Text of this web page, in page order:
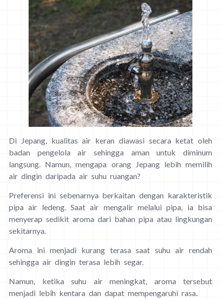
Di Jepang, kualitas air keran diawasi secara ketat oleh
badan pengelola air sehingga aman untuk diminum
langsung. Namun, mengapa orang Jepang lebih memilih
air dingin daripada air suhu ruangan?
Preferensi ini sebenarnya berkaitan dengan karakteristik
pipa air ledeng. Saat air mengalir melalui pipa, ia bisa
menyerap sedikit aroma dari bahan pipa atau lingkungan
sekitarnya.
Aroma ini menjadi kurang terasa saat suhu air rendah
sehingga air dingin terasa lebih segar.
Namun, ketika suhu air meningkat, aroma tersebut
menjadi lebih kentara dan dapat mempengaruhi rasa.